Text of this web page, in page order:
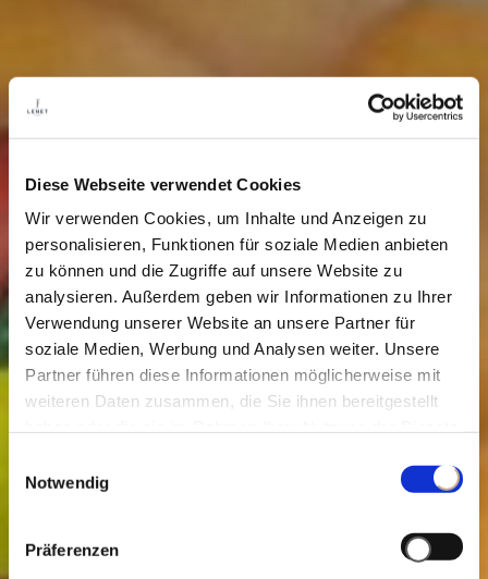
Diese Webseite verwendet Cookies
Wir verwenden Cookies, um Inhalte und Anzeigen zu
personalisieren, Funktionen für soziale Medien anbieten
zu können und die Zugriffe auf unsere Website zu
analysieren. Außerdem geben wir Informationen zu Ihrer
Verwendung unserer Website an unsere Partner für
soziale Medien, Werbung und Analysen weiter. Unsere
Partner führen diese Informationen möglicherweise mit
weiteren Daten zusammen, die Sie ihnen bereitgestellt
Notwendig
Präferenzen